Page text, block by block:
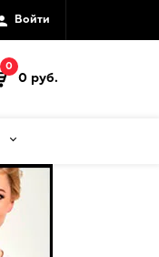
Войти
0
0 руб.